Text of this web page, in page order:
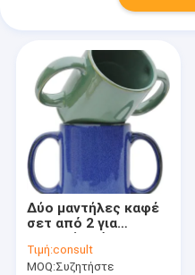
Δύο μαντήλες καφέ
σετ από 2 για
11.83 φλίντσες.
Τιμή:consult
MOQ:Συζητήστε